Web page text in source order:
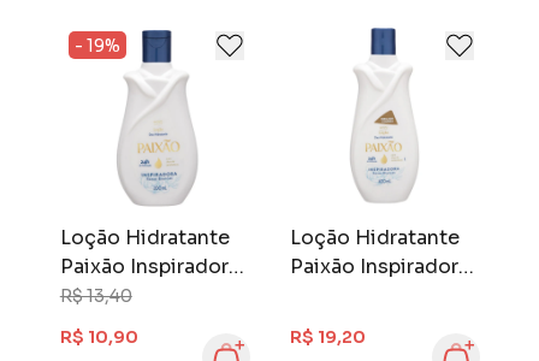
Loção Hidratante
Paixão Inspiradora
200 ml Rosas
Brancas
R$ 13,40
R$ 10,90
- 19%
Loção Hidratante
Paixão Inspiradora
Brancas
R$ 19,20